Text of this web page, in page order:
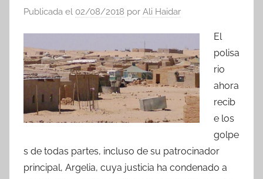
Publicada el 02/08/2018 por Ali Haidar
El
polisa
rio
ahora
recib
e los
golpe
s de todas partes, incluso de su patrocinador
principal, Argelia, cuya justicia ha condenado a